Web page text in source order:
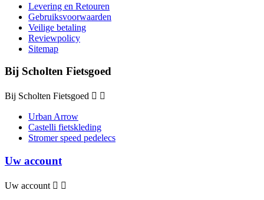
Levering en Retouren
Gebruiksvoorwaarden
Veilige betaling
Reviewpolicy
Sitemap
Bij Scholten Fietsgoed
Bij Scholten Fietsgoed  
Urban Arrow
Castelli fietskleding
Stromer speed pedelecs
Uw account
Uw account  